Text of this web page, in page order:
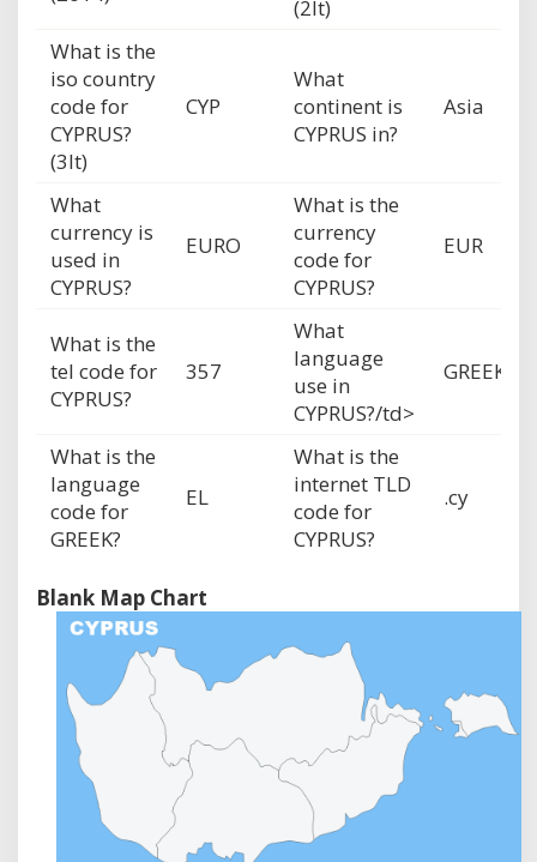
(2lt)
What is the
iso country
code for
CYPRUS?
(3lt)
CYP
What
continent is
CYPRUS in?
Asia
What
currency is
used in
CYPRUS?
EURO
What is the
currency
code for
CYPRUS?
EUR
What is the
tel code for
CYPRUS?
357
What
language
use in
CYPRUS?/td>
GREEK
What is the
language
code for
GREEK?
EL
What is the
internet TLD
code for
CYPRUS?
.cy
Blank Map Chart